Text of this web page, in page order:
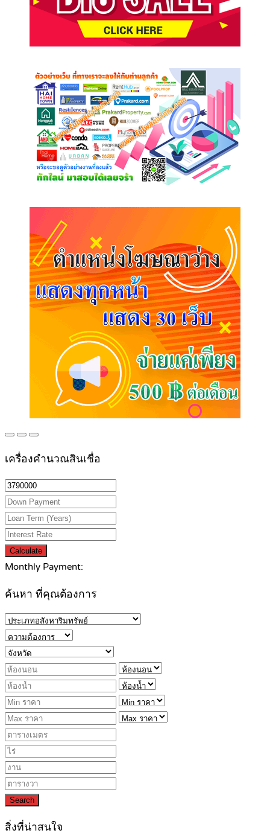
เครื่องคำนวณสินเชื่อ
Calculate
Monthly Payment:
ค้นหา ที่คุณต้องการ
Search
สิ่งที่น่าสนใจ